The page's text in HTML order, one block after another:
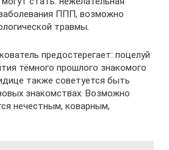
ППП, возможно
травмы.
предостерегает: поцелуй
тёмного прошлого знакомого
также советуется быть
знакомствах. Возможно
нечестным, коварным,